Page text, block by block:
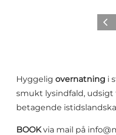
Hyggelig overnatning i
smukt lysindfald, udsigt
betagende
BOOKvia mail på